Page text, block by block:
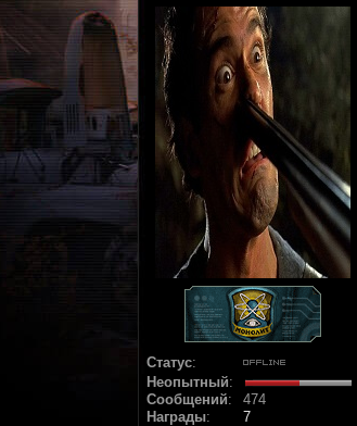
Статус:
Неопытный:
Сообщений:
474
Награды:
7